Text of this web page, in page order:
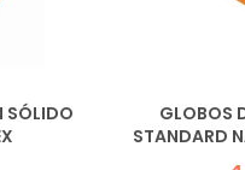
SÓLIDO
GLOBOS
STANDARD